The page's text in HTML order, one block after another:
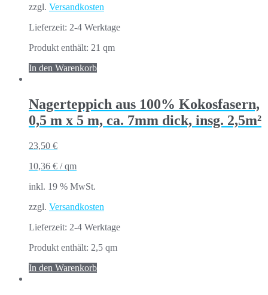
zzgl. Versandkosten
Lieferzeit: 2-4 Werktage
Produkt enthält: 21 qm
In den Warenkorb
Nagerteppich aus 100% Kokosfasern,
0,5 m x 5 m, ca. 7mm dick, insg. 2,5m²
23,50 €
10,36 € /qm
inkl. 19 % MwSt.
zzgl. Versandkosten
Lieferzeit: 2-4 Werktage
Produkt enthält: 2,5 qm
In den Warenkorb